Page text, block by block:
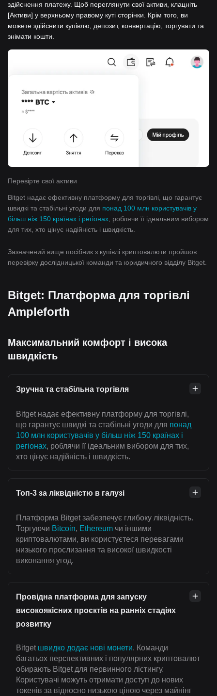
здійснення платежу. Щоб переглянути свої активи, клацніть
[Активи] у верхньому правому куті сторінки. Крім того, ви
можете здійснити купівлю, депозит, конвертацію, торгувати та
знімати кошти.
Перевірте свої активи
Bitget надає ефективну платформу для торгівлі, що гарантує
швидкі та стабільні угоди для понад 100 млн користувачів у
більш ніж 150 країнах і регіонах , роблячи її ідеальним вибором
для тих, хто цінує надійність і швидкість.
Зазначений вище посібник з купівлі криптовалюти пройшов
перевірку дослідницької команди та юридичного відділу Bitget.
Bitget: Платформа для торгівлі
Ampleforth
Максимальний комфорт і висока
швидкість
Зручна та стабільна торгівля
Bitget надає ефективну платформу для торгівлі,
що гарантує швидкі та стабільні угоди для понад
100 млн користувачів у більш ніж 150 країнах і
регіонах, роблячи її ідеальним вибором для тих,
хто цінує надійність і швидкість.
Топ-3 за ліквідністю в галузі
Платформа Bitget забезпечує глибоку ліквідність.
Торгуючи Bitcoin, Ethereum чи іншими
криптовалютами, ви користуєтеся перевагами
низького прослизання та високої швидкості
виконання угод.
Провідна платформа для запуску
високоякісних проєктів на ранніх стадіях
розвитку
Bitget швидко додає нові монети. Команди
багатьох перспективних і популярних криптовалют
обирають Bitget для первинного лістингу.
Користувачі можуть отримати доступ до нових
токенів за відносно низькою ціною через майнінг